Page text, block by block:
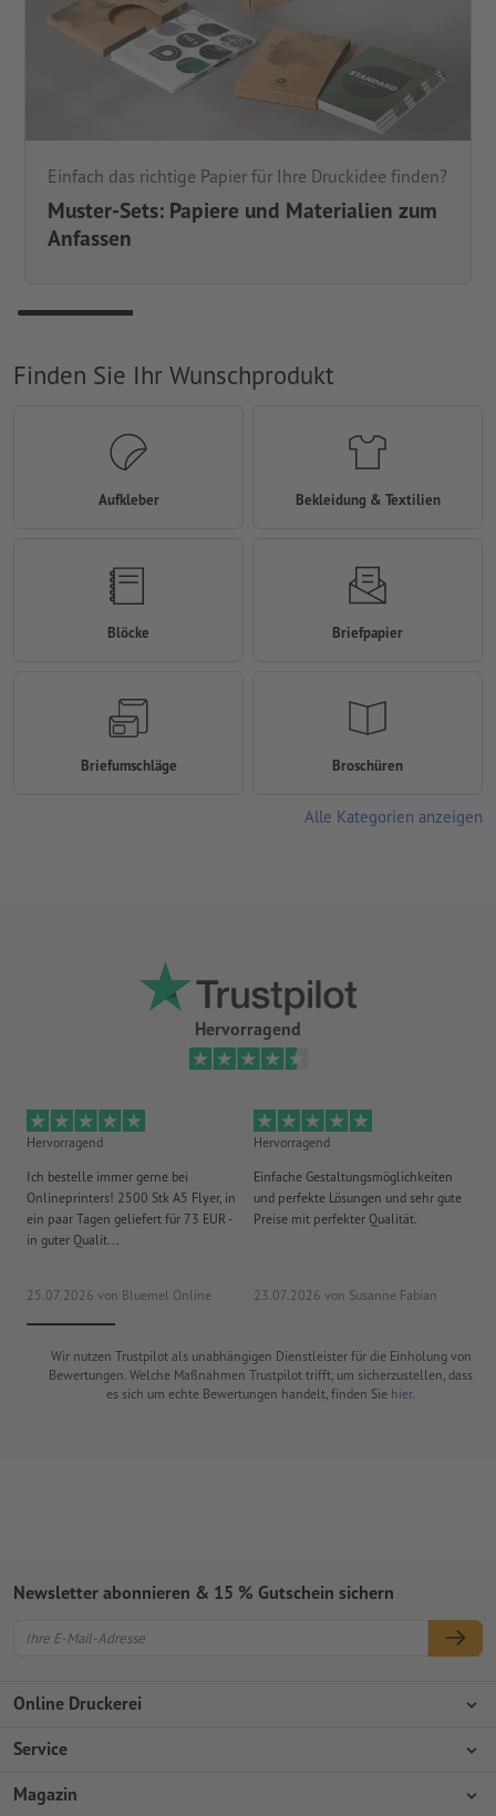
Einfach das richtige Papier für Ihre Druckidee finden?
Muster-Sets: Papiere und Materialien zum
Anfassen
Hervorragend
Hervorragend
Ich bestelle immer gerne bei
Onlineprinters! 2500 Stk A5 Flyer, in
ein paar Tagen geliefert für 73 EUR -
in guter Qualit...
25.07.2026 von Bluemel Online
Hervorragend
Einfache Gestaltungsmöglichkeiten
und perfekte Lösungen und sehr gute
Preise mit perfekter Qualität.
23.07.2026 von Susanne Fabian
Wir nutzen Trustpilot als unabhängigen Dienstleister für die Einholung von
Bewertungen. Welche Maßnahmen Trustpilot trifft, um sicherzustellen, dass
es sich um echte Bewertungen handelt, finden Sie hier.
Finden Sie Ihr Wunschprodukt
Aufkleber Bekleidung & Textilien
Blöcke Briefpapier
Briefumschläge Broschüren
Alle Kategorien anzeigen
Online Druckerei
Über Onlineprinters
Presse
Service
Zahlungsarten
Magazin
Newsletter abonnieren & 15 % Gutschein sichern